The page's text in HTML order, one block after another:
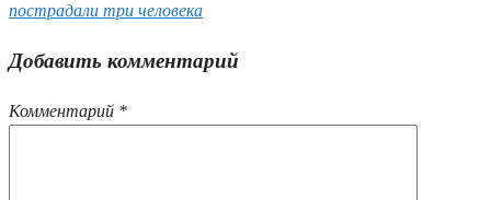
пострадали три человека
Добавить комментарий
Комментарий *